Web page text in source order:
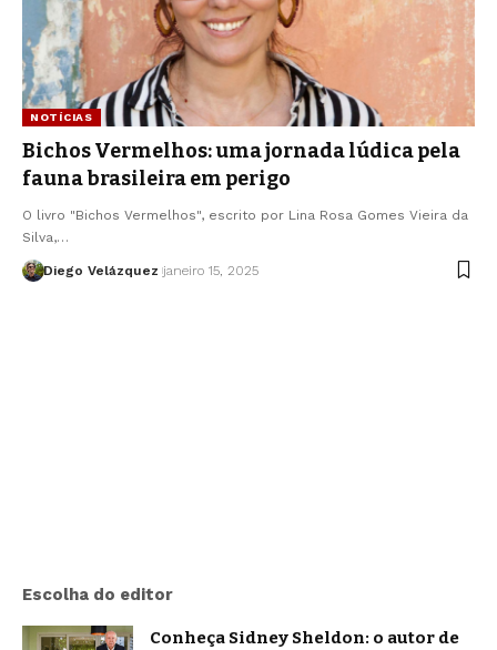
NOTÍCIAS
Bichos Vermelhos: uma jornada lúdica pela
fauna brasileira em perigo
O livro "Bichos Vermelhos", escrito por Lina Rosa Gomes Vieira da
Silva,…
Diego Velázquez janeiro 15, 2025
Escolha do editor
Conheça Sidney Sheldon: o autor de